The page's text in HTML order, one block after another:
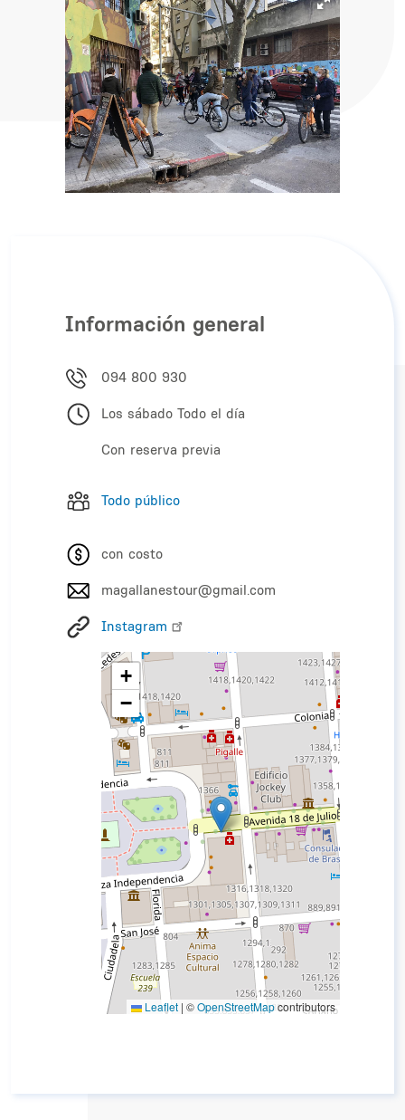
Información general
094 800 930
Los sábado Todo el día
Con reserva previa
Todo público
con costo
magallanestour@gmail.com
Instagram
+
−
Leaflet | ©OpenStreetMapcontributors